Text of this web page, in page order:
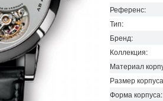
Референс:
Тип:
Бренд:
Коллекция:
Материал
Размер
Форма корпуса: